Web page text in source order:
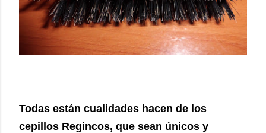
Todas están cualidades hacen de los
cepillos Regincos, que sean únicos y